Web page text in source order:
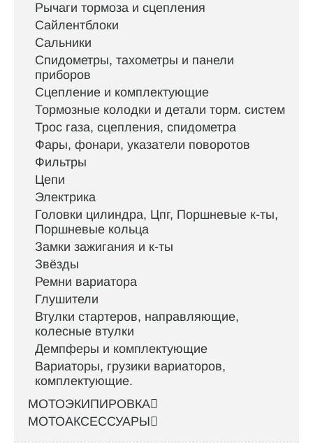
Рычаги тормоза и сцепления
Сайлентблоки
Сальники
Спидометры, тахометры и панели
приборов
Сцепление и комплектующие
Тормозные колодки и детали торм. систем
Трос газа, сцепления, спидометра
Фары, фонари, указатели поворотов
Фильтры
Цепи
Электрика
Головки цилиндра, Цпг, Поршневые к-ты,
Поршневые кольца
Замки зажигания и к-ты
Звёзды
Ремни вариатора
Глушители
Втулки стартеров, направляющие,
колесные втулки
Демпферы и комплектующие
Вариаторы, грузики вариаторов,
комплектующие.
МОТОЭКИПИРОВКА
МОТОАКСЕССУАРЫ